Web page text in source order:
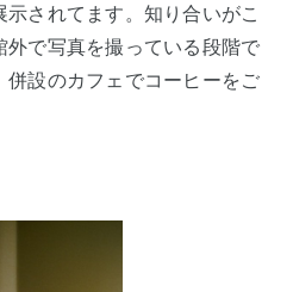
されてます。知り合いがこ
外で写真を撮っている段階で
併設のカフェでコーヒーをご